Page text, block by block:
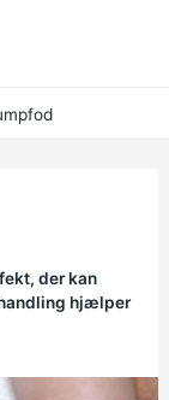
der kan
hjælper